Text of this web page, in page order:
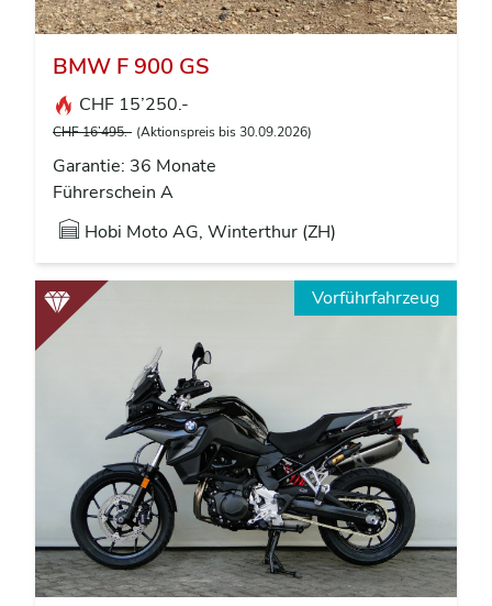
BMW F 900 GS
CHF 15’250.-
CHF 16’495.- (Aktionspreis bis 30.09.2026)
Garantie: 36 Monate
Führerschein A
Hobi Moto AG, Winterthur (ZH)
Vorführfahrzeug